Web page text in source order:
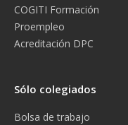
COGITI Formación
Proempleo
Acreditación DPC
Sólo colegiados
Bolsa de trabajo